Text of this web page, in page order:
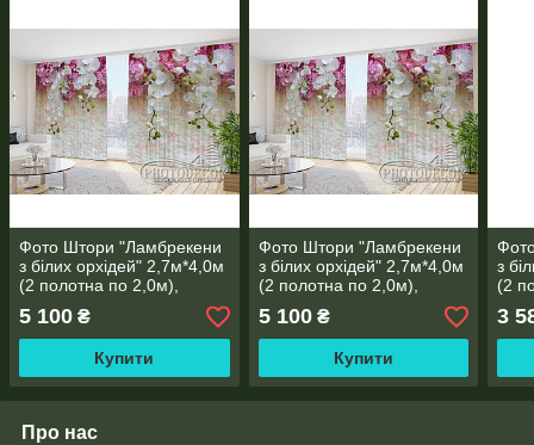
Фото Штори "Ламбрекени
з білих орхідей" 2,7м*4,0м
(2 полотна по 2,0м),
5 100 ₴
Купити
Фото Штори "Ламбрекени
з білих орхідей" 2,7м*4,0м
(2 полотна по 2,0м),
5 100₴
Купити
з
(2
3
Про нас